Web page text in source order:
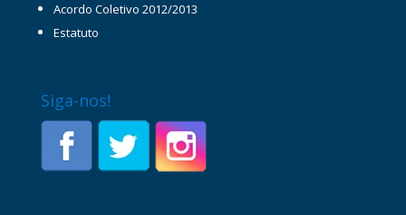
Acordo Coletivo 2012/2013
Estatuto
Siga-nos!